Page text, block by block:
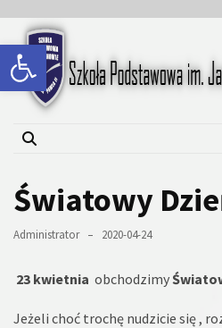
Open toolbar
content
content
Szkoła
Jana Pawła II
Światowy
Administrator 2020-04-24
23 kwietnia obchodzimy
Jeżeli choć trochę nudzicie się ,